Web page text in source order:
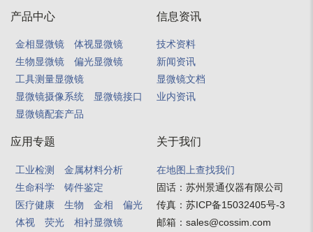
产品中心
金相显微镜
体视显微镜
生物显微镜
偏光显微镜
工具测量显微镜
显微镜摄像系统
显微镜接口
显微镜配套产品
信息资讯
技术资料
新闻资讯
显微镜文档
业内资讯
应用专题
工业检测
金属材料分析
生命科学
铸件鉴定
医疗健康
生物 金相
偏光
体视
荧光 相衬显微镜
关于我们
在地图上查找我们
固话： 苏州景通仪器有限公司
传真： 苏ICP备15032405号-3
邮箱： sales@cossim.com